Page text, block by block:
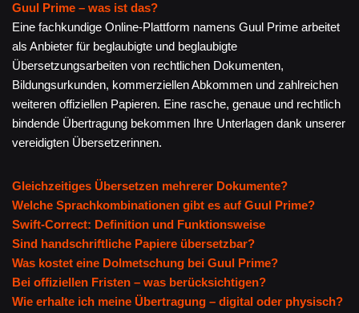
Guul Prime – was ist das?
Eine fachkundige Online-Plattform namens Guul Prime arbeitet
als Anbieter für beglaubigte und beglaubigte
Übersetzungsarbeiten von rechtlichen Dokumenten,
Bildungsurkunden, kommerziellen Abkommen und zahlreichen
weiteren offiziellen Papieren. Eine rasche, genaue und rechtlich
bindende Übertragung bekommen Ihre Unterlagen dank unserer
vereidigten Übersetzerinnen.
Gleichzeitiges Übersetzen mehrerer Dokumente?
Welche Sprachkombinationen gibt es auf Guul Prime?
Swift-Correct: Definition und Funktionsweise
Sind handschriftliche Papiere übersetzbar?
Was kostet eine Dolmetschung bei Guul Prime?
Bei offiziellen Fristen – was berücksichtigen?
Wie erhalte ich meine Übertragung – digital oder physisch?